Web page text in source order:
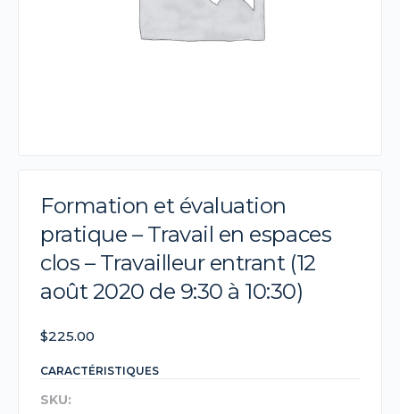
Formation et évaluation
pratique – Travail en espaces
clos – Travailleur entrant (12
août 2020 de 9:30 à 10:30)
$225.00
CARACTÉRISTIQUES
SKU: